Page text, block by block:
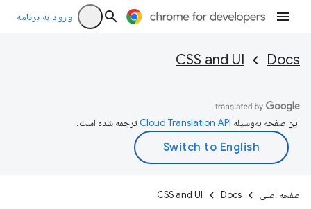
ورود به برنامه
Docs
CSS and UI
این صفحه به‌وسیله ترجمه شده است.
صفحه اصلی Docs
CSS and UI